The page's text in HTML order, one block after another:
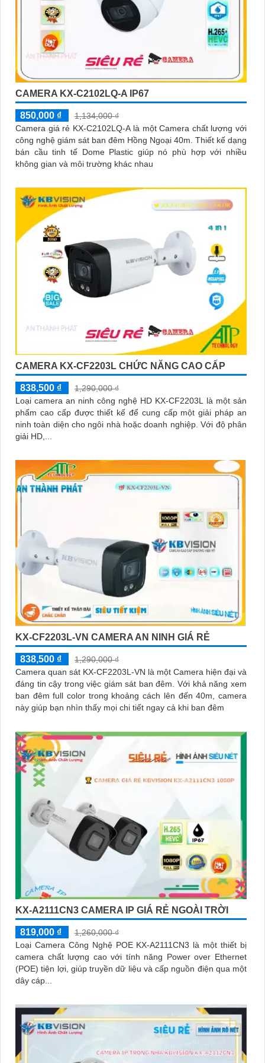
CAMERA KX-C2102LQ-A IP67
850,000 ₫
1,134,000 ₫
Camera giá rẻ KX-C2102LQ-A là một Camera chất lượng với
công nghệ giám sát ban đêm Hồng Ngoại 40m. Thiết kế dạng
bán cầu tinh tế Dome Plastic giúp nó phù hợp với nhiều
không gian và môi trường khác nhau
CAMERA KX-CF2203L CHỨC NĂNG CAO CẤP
838,500 ₫
1,290,000 ₫
Loại camera an ninh công nghệ HD KX-CF2203L là một sản
phẩm cao cấp được thiết kế để cung cấp một giải pháp an
ninh toàn diện cho ngôi nhà hoặc doanh nghiệp. Với độ phân
giải HD,...
KX-CF2203L-VN CAMERA AN NINH GIÁ RẺ
838,500 ₫
1,290,000 ₫
Camera quan sát KX-CF2203L-VN là một Camera hiện đại và
đáng tin cậy trong việc giám sát ban đêm. Với khả năng xem
ban đêm full color trong khoảng cách lên đến 40m, camera
này giúp bạn nhìn thấy mọi chi tiết ngay cả khi ban đêm
KX-A2111CN3 CAMERA IP GIÁ RẺ NGOÀI TRỜI
819,000 ₫
1,260,000 ₫
Loại Camera Công Nghệ POE KX-A2111CN3 là một thiết bị
camera chất lượng cao với tính năng Power over Ethernet
(POE) tiện lợi, giúp truyền dữ liệu và cấp nguồn điện qua một
dây cáp...